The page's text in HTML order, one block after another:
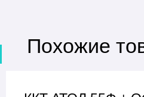
Похожие